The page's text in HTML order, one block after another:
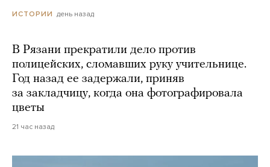
ИСТОРИИ день назад
В Рязани прекратили дело против
полицейских, сломавших руку учительнице.
Год назад ее задержали, приняв
за закладчицу, когда она фотографировала
цветы
21 час назад